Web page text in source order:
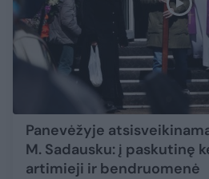
Panevėžyje
M. Sadausku: į paskutinę
artimieji ir bendruomenė